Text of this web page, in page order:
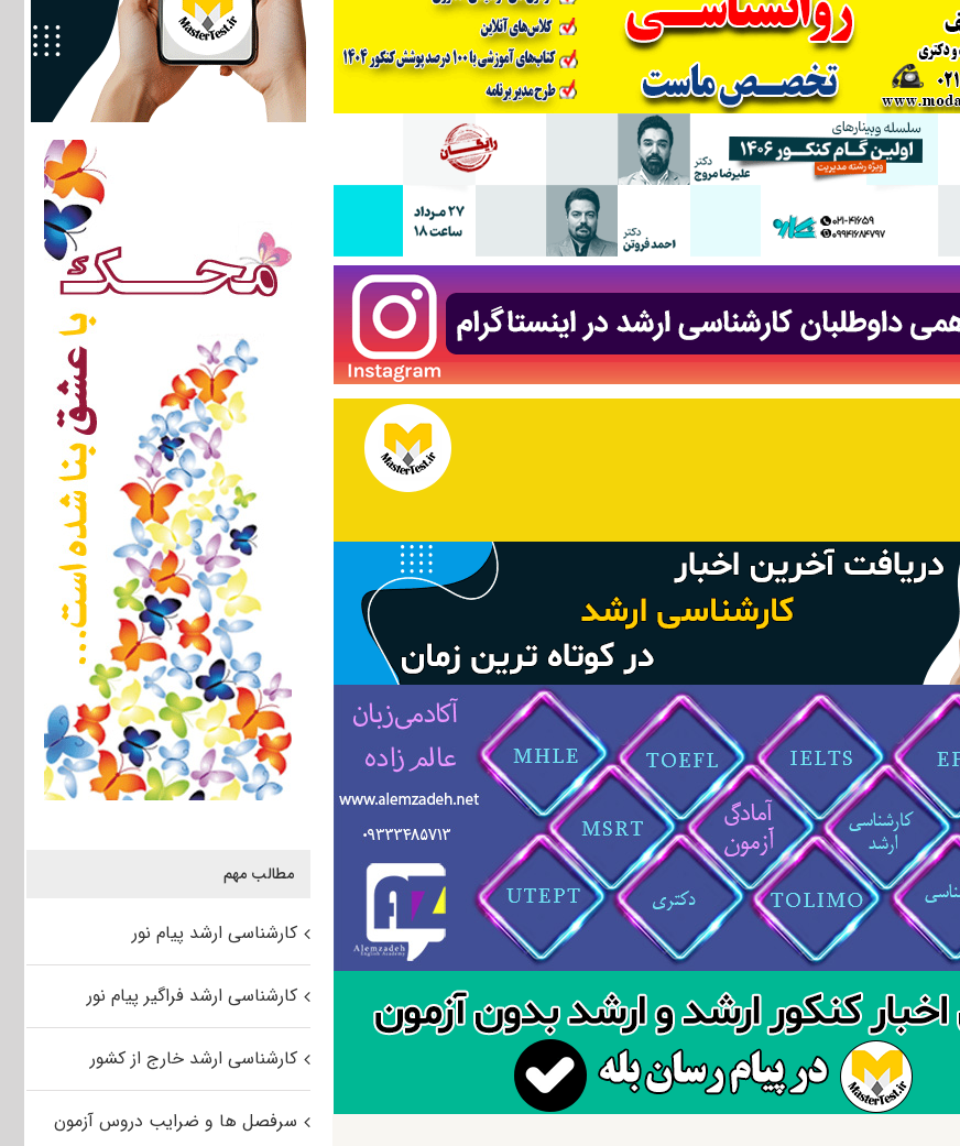
مطالب مهم
کارشناسی ارشد پیام نور
کارشناسی ارشد فراگیر پیام نور
کارشناسی ارشد خارج از کشور
سرفصل ها و ضرایب دروس آزمون